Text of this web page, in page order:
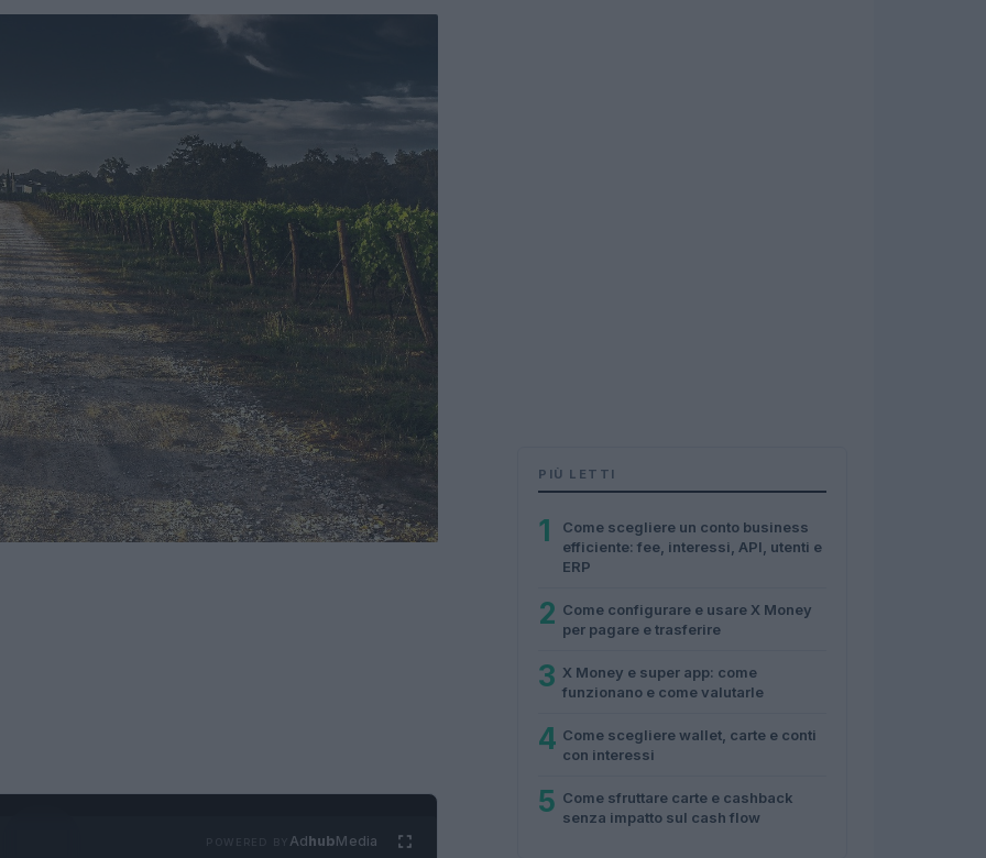
AdhubMedia
PIÙ LETTI
1
Come scegliere un conto business
efficiente: fee, interessi, API, utenti e
ERP
2 Come configurare e usare X Money
per pagare e trasferire
3 X Money e super app: come
funzionano e come valutarle
4 Come scegliere wallet, carte e conti
con interessi
5 Come sfruttare carte e cashback
senza impatto sul cash flow